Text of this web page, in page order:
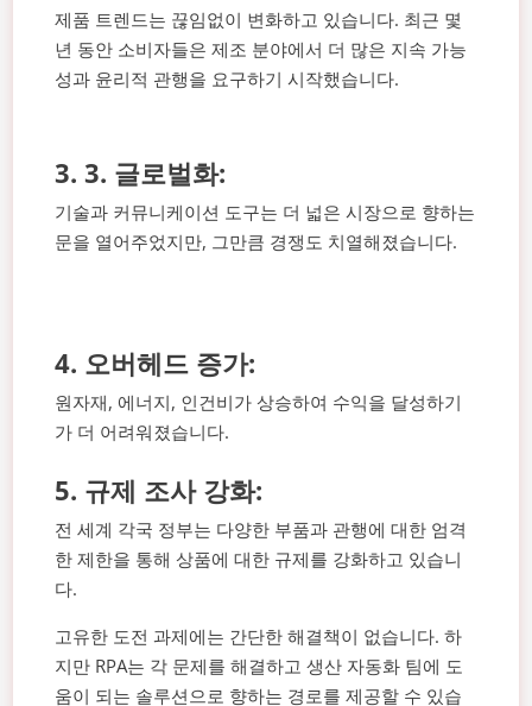
제품 트렌드는 끊임없이 변화하고 있습니다. 최근 몇
년 동안 소비자들은 제조 분야에서 더 많은 지속 가능
성과 윤리적 관행을 요구하기 시작했습니다.
3. 3. 글로벌화:
기술과 커뮤니케이션 도구는 더 넓은 시장으로 향하는
문을 열어주었지만, 그만큼 경쟁도 치열해졌습니다.
4. 오버헤드 증가:
원자재, 에너지, 인건비가 상승하여 수익을 달성하기
가 더 어려워졌습니다.
5. 규제 조사 강화:
전 세계 각국 정부는 다양한 부품과 관행에 대한 엄격
한 제한을 통해 상품에 대한 규제를 강화하고 있습니
다.
고유한 도전 과제에는 간단한 해결책이 없습니다. 하
지만 RPA는 각 문제를 해결하고 생산 자동화 팀에 도
움이 되는 솔루션으로 향하는 경로를 제공할 수 있습